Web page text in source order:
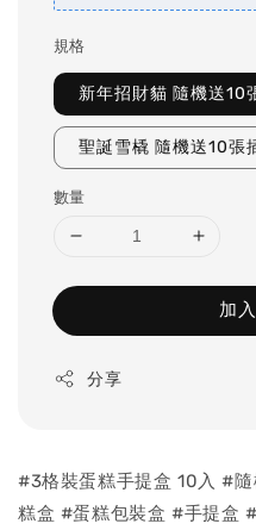
規格
新年招財貓 隨機送10
聖誕雪橇 隨機送10張
數量
加
分享
#3格裝蛋糕手提盒 10入 #
糕盒 #蛋糕包裝盒 #手提盒